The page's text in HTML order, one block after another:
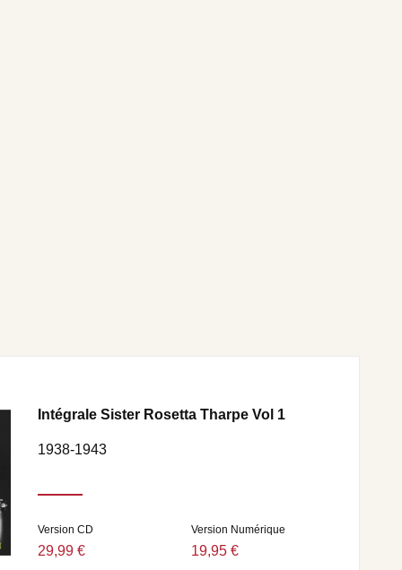
Intégrale Sister Rosetta Tharpe Vol 1
1938-1943
Version CD
29,99 €
Version Numérique
19,95 €